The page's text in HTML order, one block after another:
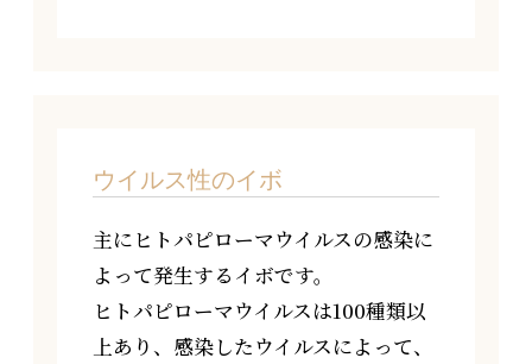
ウイルス性のイボ
主にヒトパピローマウイルスの感染に
よって発生するイボです。
ヒトパピローマウイルスは100種類以
上あり、感染したウイルスによって、